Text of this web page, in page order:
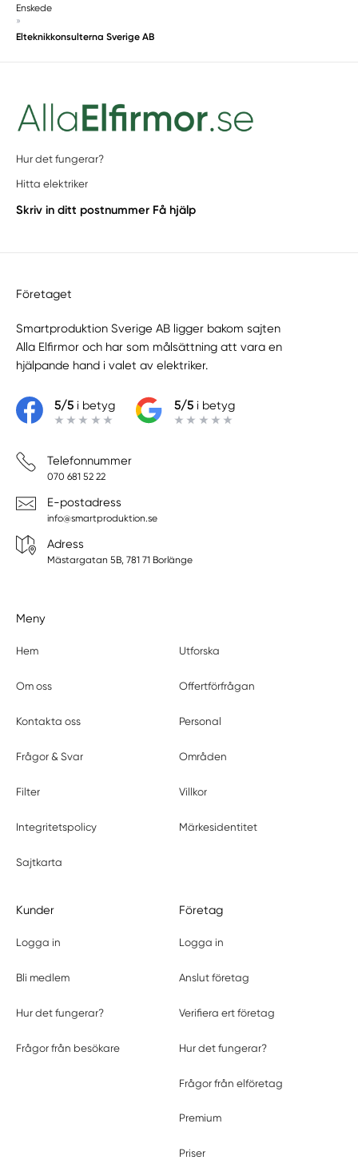
Enskede
»
Elteknikkonsulterna Sverige AB
Hur det fungerar?
Hitta elektriker
Skriv in ditt postnummer Få hjälp
Företaget
Smartproduktion Sverige AB ligger bakom sajten
Alla Elfirmor och har som målsättning att vara en
hjälpande hand i valet av elektriker.
5/5i betyg 5/5i betyg
Telefonnummer
070 681 52 22
E-postadress
info@smartproduktion.se
Adress
Mästargatan 5B, 781 71 Borlänge
Meny
Hem Utforska
Om oss Offertförfrågan
Kontakta oss Personal
Frågor & Svar Områden
Filter Villkor
Integritetspolicy Märkesidentitet
Sajtkarta
Kunder
Logga in
Bli medlem
Hur det fungerar?
Frågor från besökare
Företag
Logga in
Anslut företag
Verifiera ert företag
Hur det fungerar?
Frågor från elföretag
Premium
Priser